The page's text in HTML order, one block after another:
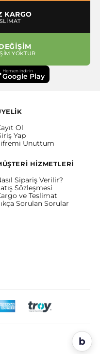
KARGO
YOKTUR
Hemen indirin
Google Play
Ol
Yap
Unuttum
HİZMETLERİ
Sipariş Verilir?
Sözleşmesi
ve Teslimat
Sorulan Sorular
b